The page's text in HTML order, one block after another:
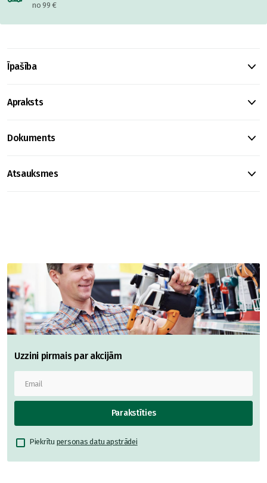
no 99 €
Īpašība
Apraksts
Dokuments
Atsauksmes
Uzzini pirmais par akcijām
Parakstīties
Piekrītu personas datu apstrādei